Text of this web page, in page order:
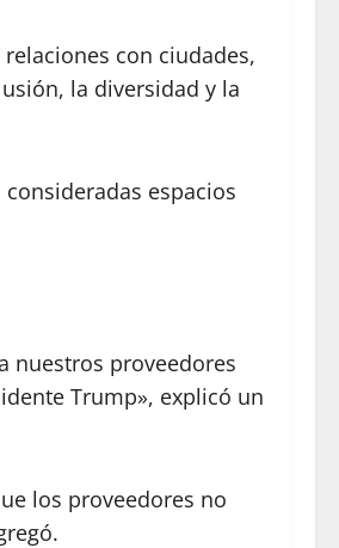
con ciudades,
la diversidad y la
espacios
nuestros proveedores
Trump», explicó un
los proveedores no